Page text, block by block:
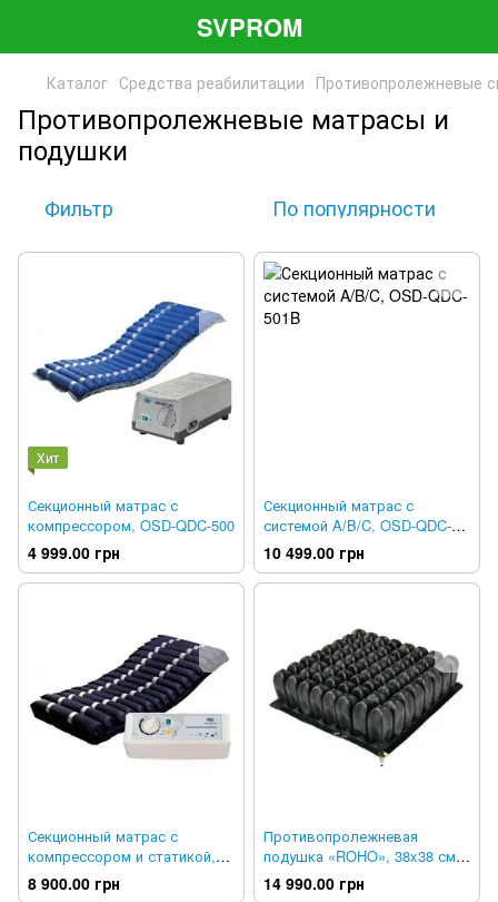
SVPROM
Каталог Средства реабилитации Противопролежневые
Противопролежневые матрасы и
подушки
Фильтр По популярности
Хит
Секционный матрас с
компрессором, OSD-QDC-500
4 999.00 грн
Секционный матрас с
системой A/B/C, OSD-QDC-
501B
10 499.00 грн
Секционный матрас с
компрессором и статикой,
OSD-QDC-505
8 900.00 грн
Противопролежневая
подушка «ROHO», 38x38 см,
высокого профиля RO-1R-C
14 990.00 грн